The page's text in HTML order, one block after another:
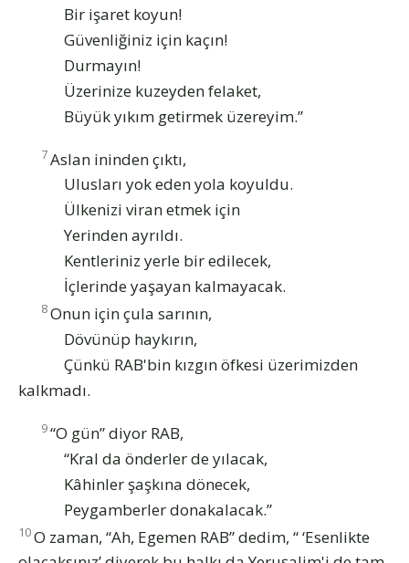
Bir işaret koyun!
Güvenliğiniz için kaçın!
Durmayın!
Üzerinize kuzeyden felaket,
Büyük yıkım getirmek üzereyim.”
7Aslan ininden çıktı,
Ulusları yok eden yola koyuldu.
Ülkenizi viran etmek için
Yerinden ayrıldı.
Kentleriniz yerle bir edilecek,
İçlerinde yaşayan kalmayacak.
8Onun için çula sarının,
Dövünüp haykırın,
Çünkü RAB'bin kızgın öfkesi üzerimizden
kalkmadı.
9“O gün” diyor RAB,
“Kral da önderler de yılacak,
Kâhinler şaşkına dönecek,
Peygamberler donakalacak.”
10O zaman, “Ah, Egemen RAB” dedim, “ ‘Esenlikte